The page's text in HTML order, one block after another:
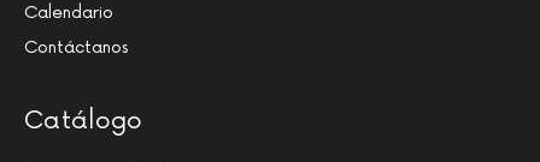
Calendario
Contáctanos
Catálogo